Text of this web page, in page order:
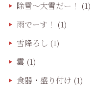
除雪〜大雪だー！ (1)
雨でーす！ (1)
雪降ろし (1)
雲 (1)
食器・盛り付け (1)